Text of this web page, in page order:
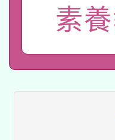
業技
用水績
115
本校
招甄
適應
本館
素